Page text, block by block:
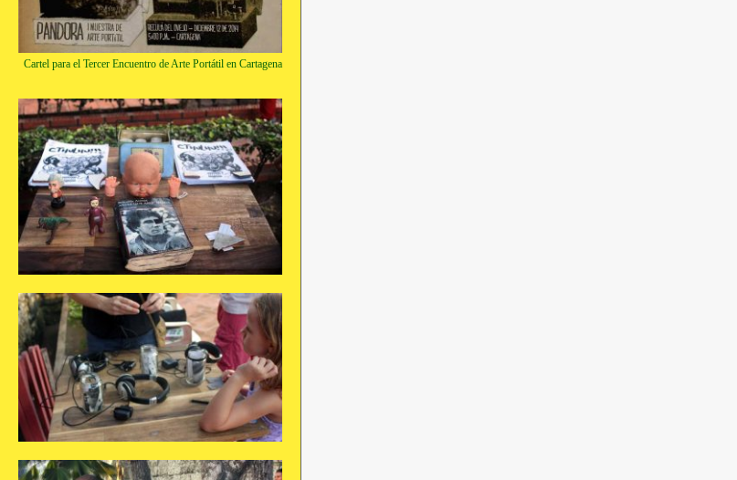
Cartel para el Tercer Encuentro de Arte Portátil en Cartagena